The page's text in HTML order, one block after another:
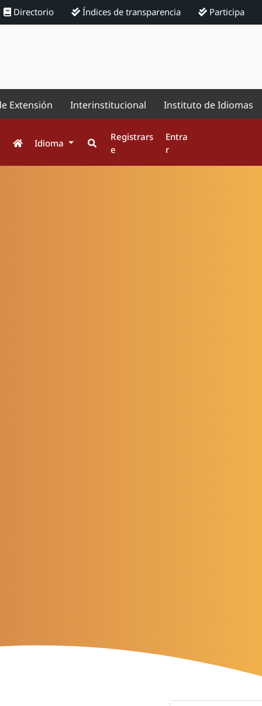
Directorio Índices de transparencia Participa
Extensión Interinstitucional Instituto de Idiomas
Idioma
Registrars
e
Entra
r